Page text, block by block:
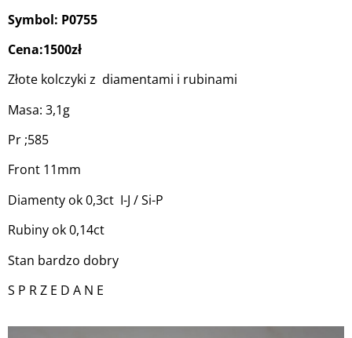
Symbol: P0755
Cena:1500zł
Złote kolczyki z diamentami i rubinami
Masa: 3,1g
Pr ;585
Front 11mm
Diamenty ok 0,3ct I-J / Si-P
Rubiny ok 0,14ct
Stan bardzo dobry
S P R Z E D A N E